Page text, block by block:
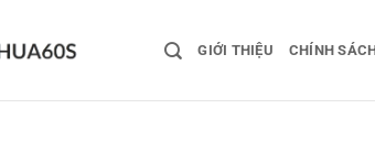
GIỚI THIỆU CHÍNH